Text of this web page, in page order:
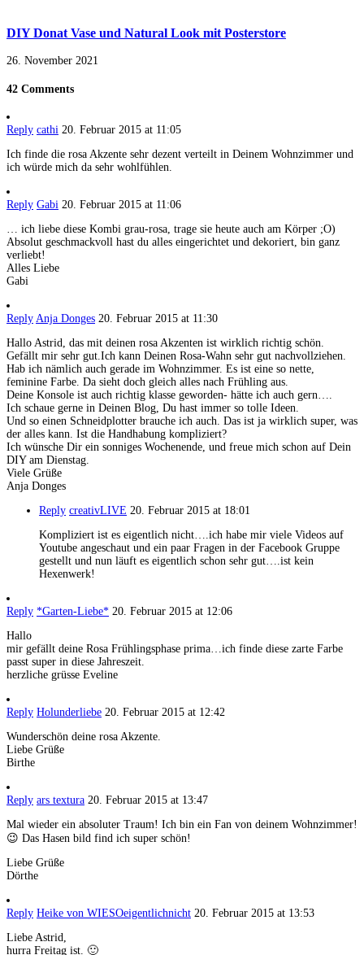
DIY Donat Vase und Natural Look mit Posterstore
26. November 2021
42 Comments
Reply cathi 20. Februar 2015 at 11:05
Ich finde die rosa Akzente sehr dezent verteilt in Deinem Wohnzimmer und
ich würde mich da sehr wohlfühlen.
Reply Gabi 20. Februar 2015 at 11:06
… ich liebe diese Kombi grau-rosa, trage sie heute auch am Körper ;O)
Absolut geschmackvoll hast du alles eingerichtet und dekoriert, bin ganz
verliebt!
Alles Liebe
Gabi
Reply Anja Donges 20. Februar 2015 at 11:30
Hallo Astrid, das mit deinen rosa Akzenten ist wirklich richtig schön.
Gefällt mir sehr gut.Ich kann Deinen Rosa-Wahn sehr gut nachvollziehen.
Hab ich nämlich auch gerade im Wohnzimmer. Es ist eine so nette,
feminine Farbe. Da sieht doch gleich alles nach Frühling aus.
Deine Konsole ist auch richtig klasse geworden- hätte ich auch gern….
Ich schaue gerne in Deinen Blog, Du hast immer so tolle Ideen.
Und so einen Schneidplotter brauche ich auch. Das ist ja wirklich super, was
der alles kann. Ist die Handhabung kompliziert?
Ich wünsche Dir ein sonniges Wochenende, und freue mich schon auf Dein
DIY am Dienstag.
Viele Grüße
Anja Donges
Reply creativLIVE 20. Februar 2015 at 18:01
Kompliziert ist es eigentlich nicht….ich habe mir viele Videos auf
Youtube angeschaut und ein paar Fragen in der Facebook Gruppe
gestellt und nun läuft es eigentlich schon sehr gut….ist kein
Hexenwerk!
Reply *Garten-Liebe* 20. Februar 2015 at 12:06
Hallo
mir gefällt deine Rosa Frühlingsphase prima…ich finde diese zarte Farbe
passt super in diese Jahreszeit.
herzliche grüsse Eveline
Reply Holunderliebe 20. Februar 2015 at 12:42
Wunderschön deine rosa Akzente.
Liebe Grüße
Birthe
Reply ars textura 20. Februar 2015 at 13:47
Mal wieder ein absoluter Traum! Ich bin ein Fan von deinem Wohnzimmer!
😉 Das Hasen bild find ich super schön!
Liebe Grüße
Dörthe
Reply Heike von WIESOeigentlichnicht 20. Februar 2015 at 13:53
Liebe Astrid,
hurra Freitag ist. 🙂